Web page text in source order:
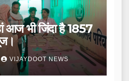
आज भी जिंदा है 1857
VIJAYDOOT NEWS